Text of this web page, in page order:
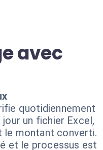
avec
quotidiennement
un fichier Excel,
le montant converti.
et le processus est